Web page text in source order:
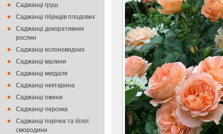
Саджанці груш
Саджанці гібридів плодових
Саджанці декоративних
рослин
Саджанці колоновидних
Саджанці малини
Саджанці мигдаля
Саджанці нектарина
Саджанці ожини
Саджанці персика
Саджанці порічок та білої
смородини